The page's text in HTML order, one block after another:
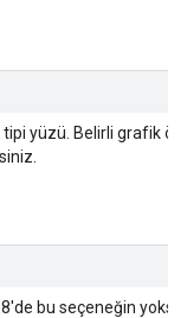
yüzü. Belirli grafik
bu seçeneğin